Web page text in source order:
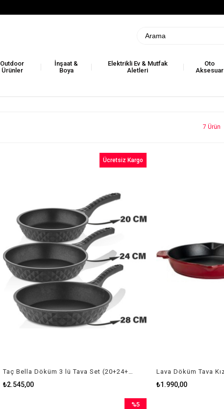
Outdoor
Ürünler
İnşaat &
Boya
Elektrikli Ev & Mutfak
Aletleri
Oto
Aksesuar
7 Ürün
₺2.545,00
Ücretsiz Kargo
₺1.990,00
%5